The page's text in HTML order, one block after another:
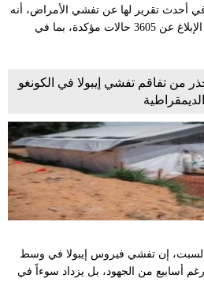
أحدث تقرير لها عن تفشي الأمراض، أنه
حتى يوم الخميس الماضي، تم الإبلاغ عن 3605 حالات مؤكدة، بما في
من تفاقم تفشي إيبولا في الكونغو
الديمقراطية
السبت، إن تفشي فيروس إيبولا في وسط
رغم أسابيع من الجهود، بل يزداد سوءاً في